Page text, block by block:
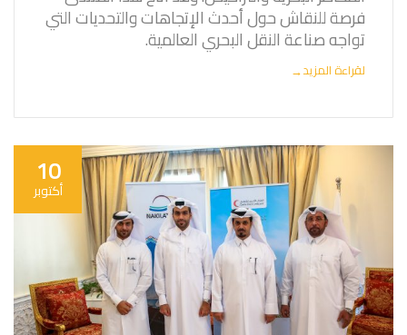
فرصة للنقاش حول أحدث الإتجاهات والتحديات التي
تواجه صناعة النقل البحري العالمية.
لقراءة المزيد→
10
أكتوبر